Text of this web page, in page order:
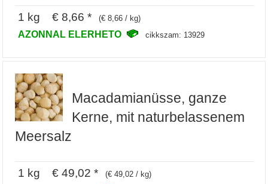
1 kg € 8,66 * (€ 8,66 / kg)
AZONNAL ELERHETO cikkszam: 13929
Macadamianüsse, ganze
Kerne, mit naturbelassenem
Meersalz
1 kg € 49,02 * (€ 49,02 / kg)